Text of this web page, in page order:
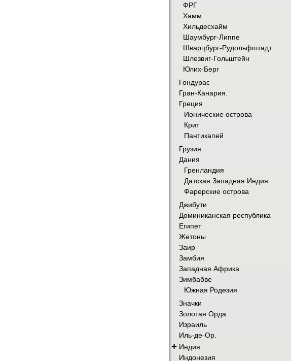
ФРГ
Хамм
Хильдесхайм
Шаумбург-Липпе
Шварцбург-Рудольфштадт
Шлезвиг-Гольштейн
Юлих-Берг
Гондурас
Гран-Канария.
Греция
Ионические острова
Крит
Пантикапей
Грузия
Дания
Гренландия
Датская Западная Индия
Фарерские острова
Джибути
Доминиканская республика
Египет
Жетоны
Заир
Замбия
Западная Африка
Зимбабве
Южная Родезия
Значки
Золотая Орда
Израиль
Иль-де-Ор.
+ Индия
Индонезия